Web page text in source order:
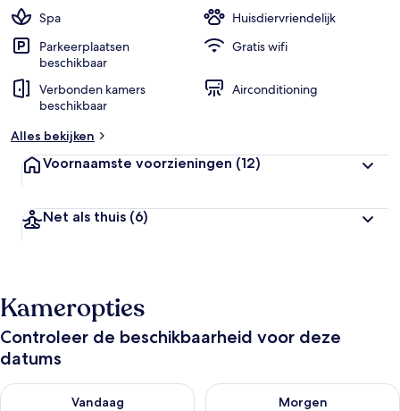
Spa
Huisdiervriendelijk
Parkeerplaatsen
beschikbaar
Gratis wifi
Verbonden kamers
beschikbaar
Airconditioning
Alles bekijken
Voornaamste voorzieningen (12)
Net als thuis (6)
Kameropties
Controleer de beschikbaarheid voor deze
datums
Vandaag
De beschikbaarheid controleren voor vanavond aug 10 - aug
Morgen
De beschikbaarheid